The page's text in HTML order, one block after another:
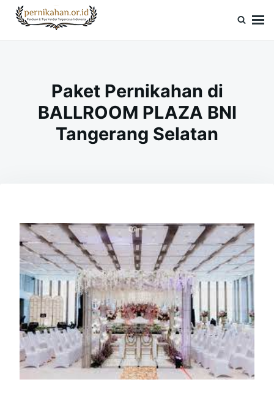
SkipSearch
for:
Paket Pernikahan di
BALLROOM PLAZA BNI
Tangerang Selatan